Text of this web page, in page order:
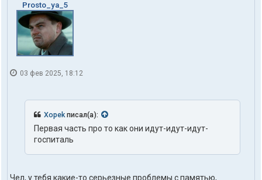
Prosto_ya_5
03 фев 2025, 18:12
Xopek писал(а):
Первая часть про то как они идут-идут-идут-
госпиталь
Чел, у тебя какие-то серьезные проблемы с памятью,